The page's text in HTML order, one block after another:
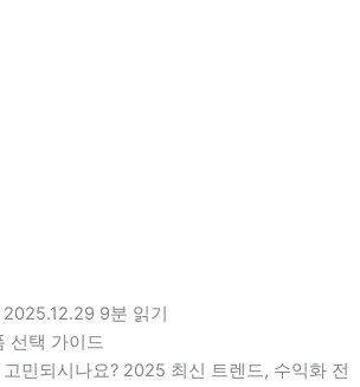
2025.12.29 9분 읽기
선택 가이드
민되시나요? 2025 최신 트렌드, 수익화 전